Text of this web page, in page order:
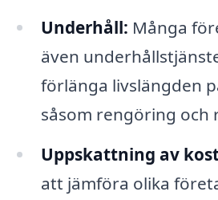
Underhåll: Många
även
förlänga livslängden
såsom rengöring och
Uppskattning av
att jämföra olika